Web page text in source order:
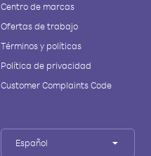
Centro de marcas
Ofertas de trabajo
Términos y políticas
Política de privacidad
Customer Complaints Code
Español